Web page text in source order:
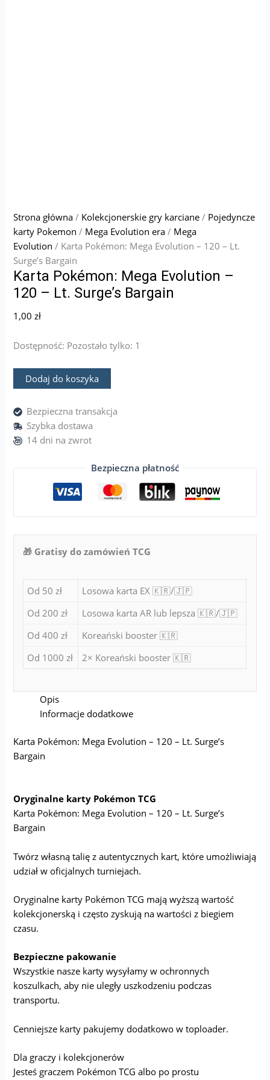
Strona główna / Kolekcjonerskie gry karciane / Pojedyncze
karty Pokemon / Mega Evolution era / Mega
Evolution / Karta Pokémon: Mega Evolution – 120 – Lt.
Surge’s Bargain
Karta Pokémon: Mega Evolution –
120 – Lt. Surge’s Bargain
1,00zł
Dostępność: Pozostało tylko: 1
Dodaj do koszyka
Bezpieczna transakcja
Szybka dostawa
14 dni na zwrot
Bezpieczna płatność
🎁 Gratisy do zamówień TCG
Od 50 zł
Losowa karta EX 🇰🇷/🇯🇵
Od 200 zł
Losowa karta AR lub lepsza 🇰🇷/🇯🇵
Od 400 zł
Koreański booster 🇰🇷
Od 1000 zł
2× Koreański booster 🇰🇷
Opis
Informacje dodatkowe
Karta Pokémon: Mega Evolution – 120 – Lt. Surge’s
Bargain
Oryginalne karty Pokémon TCG
Karta Pokémon: Mega Evolution – 120 – Lt. Surge’s
Bargain
Twórz własną talię z autentycznych kart, które umożliwiają
udział w oficjalnych turniejach.
Oryginalne karty Pokémon TCG mają wyższą wartość
kolekcjonerską i często zyskują na wartości z biegiem
czasu.
Bezpieczne pakowanie
Wszystkie nasze karty wysyłamy w ochronnych
koszulkach, aby nie uległy uszkodzeniu podczas
transportu.
Cenniejsze karty pakujemy dodatkowo w toploader.
Dla graczy i kolekcjonerów
Jesteś graczem Pokémon TCG albo po prostu